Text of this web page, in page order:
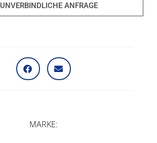
UNVERBINDLICHE ANFRAGE
MARKE